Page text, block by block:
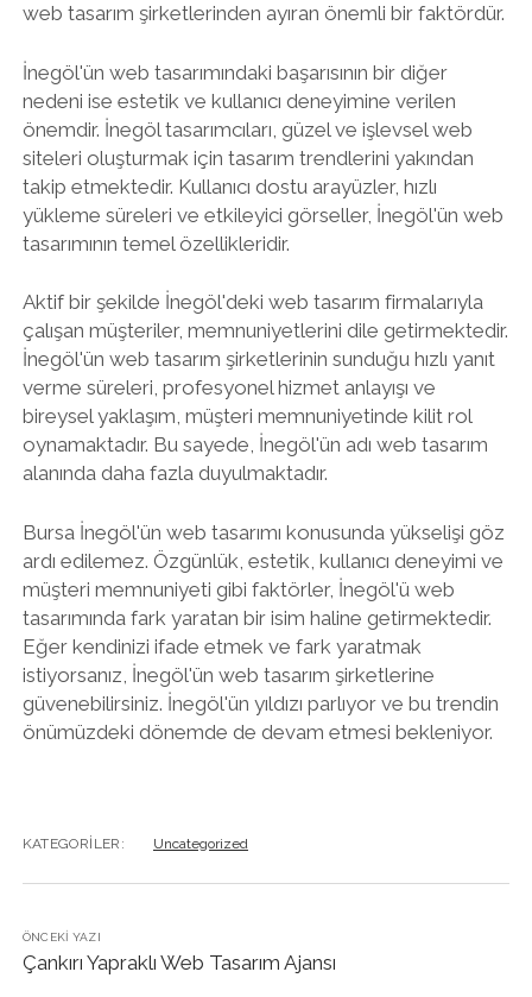
web tasarım şirketlerinden ayıran önemli bir faktördür.
İnegöl'ün web tasarımındaki başarısının bir diğer
nedeni ise estetik ve kullanıcı deneyimine verilen
önemdir. İnegöl tasarımcıları, güzel ve işlevsel web
siteleri oluşturmak için tasarım trendlerini yakından
takip etmektedir. Kullanıcı dostu arayüzler, hızlı
yükleme süreleri ve etkileyici görseller, İnegöl'ün web
tasarımının temel özellikleridir.
Aktif bir şekilde İnegöl'deki web tasarım firmalarıyla
çalışan müşteriler, memnuniyetlerini dile getirmektedir.
İnegöl'ün web tasarım şirketlerinin sunduğu hızlı yanıt
verme süreleri, profesyonel hizmet anlayışı ve
bireysel yaklaşım, müşteri memnuniyetinde kilit rol
oynamaktadır. Bu sayede, İnegöl'ün adı web tasarım
alanında daha fazla duyulmaktadır.
Bursa İnegöl'ün web tasarımı konusunda yükselişi göz
ardı edilemez. Özgünlük, estetik, kullanıcı deneyimi ve
müşteri memnuniyeti gibi faktörler, İnegöl'ü web
tasarımında fark yaratan bir isim haline getirmektedir.
Eğer kendinizi ifade etmek ve fark yaratmak
istiyorsanız, İnegöl'ün web tasarım şirketlerine
güvenebilirsiniz. İnegöl'ün yıldızı parlıyor ve bu trendin
önümüzdeki dönemde de devam etmesi bekleniyor.
KATEGORILER: Uncategorized
ÖNCEKI YAZI
Çankırı Yapraklı Web Tasarım Ajansı